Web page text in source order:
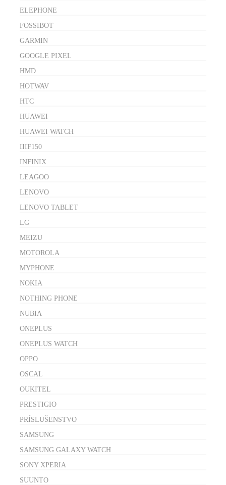
ELEPHONE
FOSSIBOT
GARMIN
GOOGLE PIXEL
HMD
HOTWAV
HTC
HUAWEI
HUAWEI WATCH
IIIF150
INFINIX
LEAGOO
LENOVO
LENOVO TABLET
LG
MEIZU
MOTOROLA
MYPHONE
NOKIA
NOTHING PHONE
NUBIA
ONEPLUS
ONEPLUS WATCH
OPPO
OSCAL
OUKITEL
PRESTIGIO
PRÍSLUŠENSTVO
SAMSUNG
SAMSUNG GALAXY WATCH
SONY XPERIA
SUUNTO